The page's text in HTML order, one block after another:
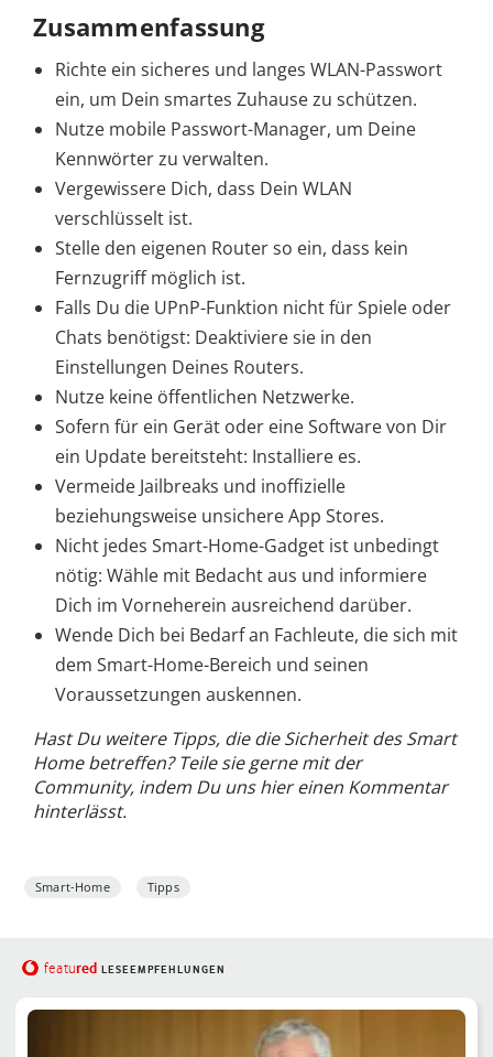
Zusammenfassung
Richte ein sicheres und langes WLAN-Passwort
ein, um Dein smartes Zuhause zu schützen.
Nutze mobile Passwort-Manager, um Deine
Kennwörter zu verwalten.
Vergewissere Dich, dass Dein WLAN
verschlüsselt ist.
Stelle den eigenen Router so ein, dass kein
Fernzugriff möglich ist.
Falls Du die UPnP-Funktion nicht für Spiele oder
Chats benötigst: Deaktiviere sie in den
Einstellungen Deines Routers.
Nutze keine öffentlichen Netzwerke.
Sofern für ein Gerät oder eine Software von Dir
ein Update bereitsteht: Installiere es.
Vermeide Jailbreaks und inoffizielle
beziehungsweise unsichere App Stores.
Nicht jedes Smart-Home-Gadget ist unbedingt
nötig: Wähle mit Bedacht aus und informiere
Dich im Vorneherein ausreichend darüber.
Wende Dich bei Bedarf an Fachleute, die sich mit
dem Smart-Home-Bereich und seinen
Voraussetzungen auskennen.
Hast Du weitere Tipps, die die Sicherheit des Smart
Home betreffen? Teile sie gerne mit der
Community, indem Du uns hier einen Kommentar
hinterlässt.
Smart-Home Tipps
featured LESEEMPFEHLUNGEN